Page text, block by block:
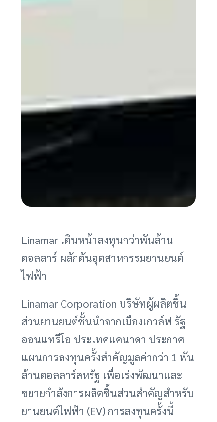
Linamar เดินหน้าลงทุนกว่าพันล้าน
ดอลลาร์ ผลักดันอุตสาหกรรมยานยนต์
ไฟฟ้า
Linamar Corporation บริษัทผู้ผลิตชิ้น
ส่วนยานยนต์ชั้นนำจากเมืองเกวล์ฟ รัฐ
ออนแทรีโอ ประเทศแคนาดา ประกาศ
แผนการลงทุนครั้งสำคัญมูลค่ากว่า 1 พัน
ล้านดอลลาร์สหรัฐ เพื่อเร่งพัฒนาและ
ขยายกำลังการผลิตชิ้นส่วนสำคัญสำหรับ
ยานยนต์ไฟฟ้า (EV) การลงทุนครั้งนี้